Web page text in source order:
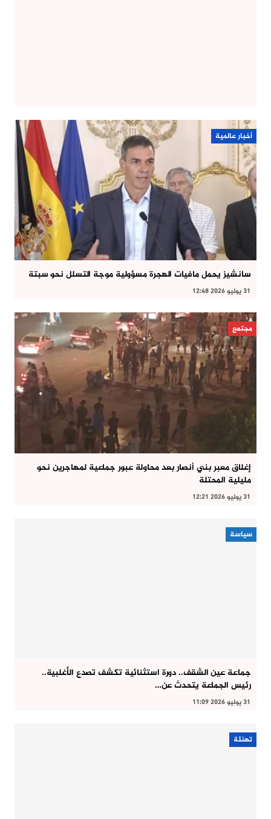
أخبار عالمية
سانشيز يحمل مافيات الهجرة مسؤولية موجة التسلل نحو سبتة
31 يوليو 2026 12:48
مجتمع
إغلاق معبر بني أنصار بعد محاولة عبور جماعية لمهاجرين نحو
مليلية المحتلة
31 يوليو 2026 12:21
سياسة
جماعة عين الشقف.. دورة استثنائية تكشف تصدع الأغلبية..
رئيس الجماعة يتحدث عن…
31 يوليو 2026 11:09
تهنئة